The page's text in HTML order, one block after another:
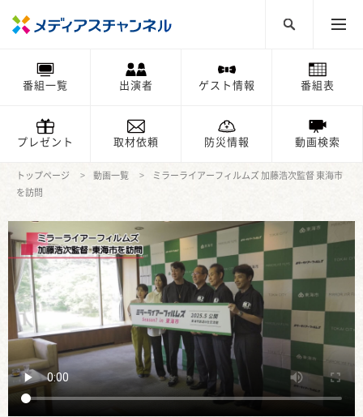
番組一覧 出演者 ゲスト情報 番組表
プレゼント 取材依頼 防災情報 動画検索
トップページ 動画一覧
ミラーライアーフィルムズ 加藤浩次監督 東海市
を訪問